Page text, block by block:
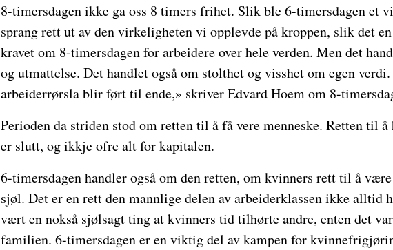
8-timersdagen ikke ga oss 8 timers frihet. Slik ble 6-timersdagen et
sprang rett ut av den virkeligheten vi opplevde på kroppen, slik det
kravet om 8-timersdagen for arbeidere over hele verden. Men det
og utmattelse. Det handlet også om stolthet og visshet om egen
arbeiderrørsla blir ført til ende,» skriver Edvard Hoem om 8-
Perioden da striden stod om retten til å få vere menneske. Retten til
er slutt, og ikkje ofre alt for kapitalen.
6-timersdagen handler også om den retten, om kvinners rett til å
sjøl. Det er en rett den mannlige delen av arbeiderklassen ikke alltid
vært en nokså sjølsagt ting at kvinners tid tilhørte andre, enten det
familien. 6-timersdagen er en viktig del av kampen for